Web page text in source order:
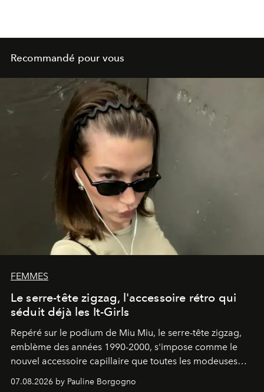
Recommandé pour vous
FEMMES
Le serre-tête zigzag, l'accessoire rétro qui
séduit déjà les It-Girls
Repéré sur le podium de Miu Miu, le serre-tête zigzag,
emblème des années 1990-2000, s'impose comme le
nouvel accessoire capillaire que toutes les modeuses
s'arrachent déjà.
07.08.2026 by Pauline Borgogno